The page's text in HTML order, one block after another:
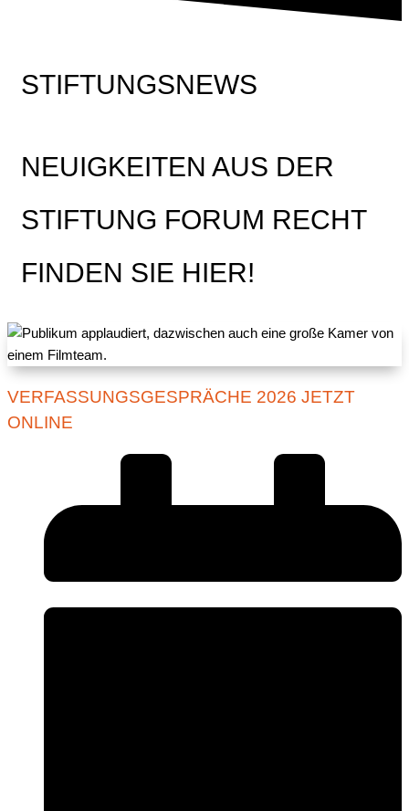
STIFTUNGSNEWS
NEUIGKEITEN AUS DER
STIFTUNG FORUM RECHT
FINDEN SIE HIER!
VERFASSUNGSGESPRÄCHE 2026 JETZT
ONLINE